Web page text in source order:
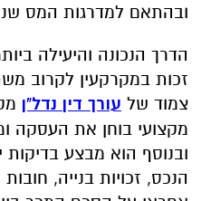
ובהתאם למדרגות המס
הדרך הנכונה והיעילה
זכות במקרקעין לקרוב
צמוד של עורך דין נדל"ן
מקצועי בוחן את העסקה
ובנוסף הוא מבצע בדיקות
הנכס, זכויות בנייה, חובות